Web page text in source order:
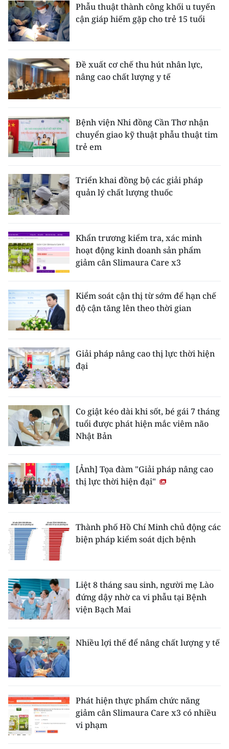
Phẫu thuật thành công khối u tuyến
cận giáp hiếm gặp cho trẻ 15 tuổi
Đề xuất cơ chế thu hút nhân lực,
nâng cao chất lượng y tế
Bệnh viện Nhi đồng Cần Thơ nhận
chuyển giao kỹ thuật phẫu thuật tim
trẻ em
Triển khai đồng bộ các giải pháp
quản lý chất lượng thuốc
Khẩn trương kiểm tra, xác minh
hoạt động kinh doanh sản phẩm
giảm cân Slimaura Care x3
Kiểm soát cận thị từ sớm để hạn chế
độ cận tăng lên theo thời gian
Giải pháp nâng cao thị lực thời hiện
đại
Co giật kéo dài khi sốt, bé gái 7 tháng
tuổi được phát hiện mắc viêm não
Nhật Bản
[Ảnh] Tọa đàm "Giải pháp nâng cao
thị lực thời hiện đại"
Thành phố Hồ Chí Minh chủ động các
biện pháp kiểm soát dịch bệnh
Liệt 8 tháng sau sinh, người mẹ Lào
đứng dậy nhờ ca vi phẫu tại Bệnh
viện Bạch Mai
Nhiều lợi thế để nâng chất lượng y tế
Phát hiện thực phẩm chức năng
giảm cân Slimaura Care x3 có nhiều
vi phạm